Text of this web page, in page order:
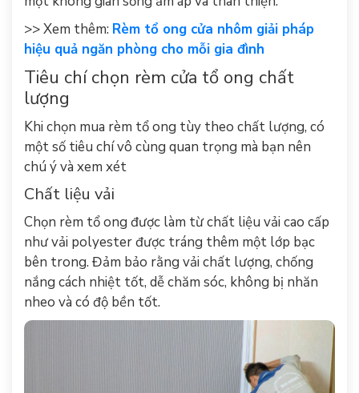
>> Xem thêm: Rèm tổ ong cửa nhôm giải pháp
hiệu quả ngăn phòng cho mỗi gia đình
Tiêu chí chọn rèm cửa tổ ong chất
lượng
Khi chọn mua rèm tổ ong tùy theo chất lượng, có
một số tiêu chí vô cùng quan trọng mà bạn nên
chú ý và xem xét
Chất liệu vải
Chọn rèm tổ ong được làm từ chất liệu vải cao cấp
như vải polyester được tráng thêm một lớp bạc
bên trong. Đảm bảo rằng vải chất lượng, chống
nắng cách nhiệt tốt, dễ chăm sóc, không bị nhăn
nheo và có độ bền tốt.